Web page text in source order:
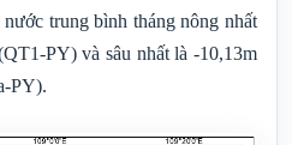
trung bình tháng nông nhất
PY) và sâu nhất là -10,13m
PY).